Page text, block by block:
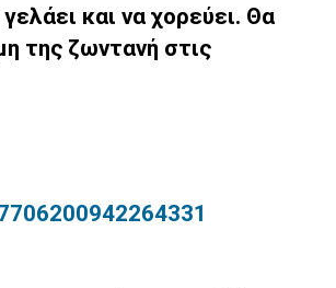
και να χορεύει. Θα
της ζωντανή στις